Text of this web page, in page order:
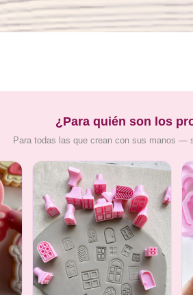
¿Para quién son los
Para todas las que crean con sus manos —